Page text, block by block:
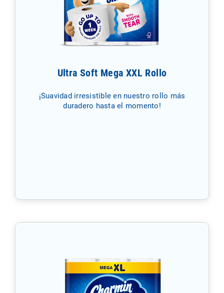
Ultra Soft Mega XXL Rollo
¡Suavidad irresistible en nuestro rollo más
duradero hasta el momento!